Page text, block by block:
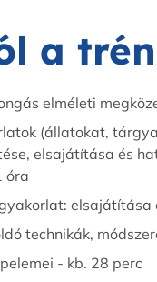
a
elméleti
(állatokat,
elsajátítása és
óra
elsajátítása
technikák,
- kb. 28 perc